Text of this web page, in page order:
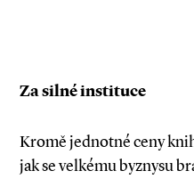
Za silné instituce
Kromě jednotné ceny
jak se velkému byznysu